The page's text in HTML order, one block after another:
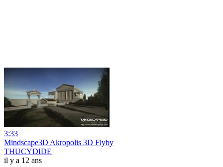
3:33
Mindscape3D Akropolis 3D Flyby
THUCYDIDE
il y a 12 ans